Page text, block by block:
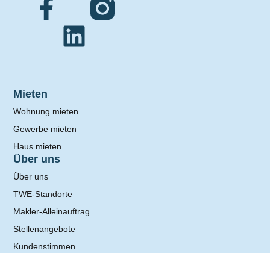
Mieten
Wohnung mieten
Gewerbe mieten
Haus mieten
Über uns
Über uns
TWE-Standorte
Makler-Alleinauftrag
Stellenangebote
Kundenstimmen